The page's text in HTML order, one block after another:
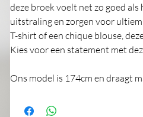
deze broek voelt net zo goed
uitstraling en zorgen voor
T-shirt of een chique blouse,
Kies voor een statement met
Ons model is 174cm en draagt